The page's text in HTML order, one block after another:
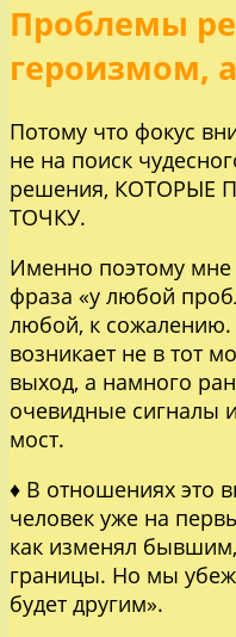
Проблемы
героизмом,
Потому что фокус
не на поиск
решения, КОТОРЫЕ
ТОЧКУ.
Именно поэтому мне
фраза «у любой
любой, к
возникает не в тот
выход, а намного
очевидные сигналы
мост.
♦ В отношениях это
человек уже на
как изменял
границы. Но мы
будет другим».